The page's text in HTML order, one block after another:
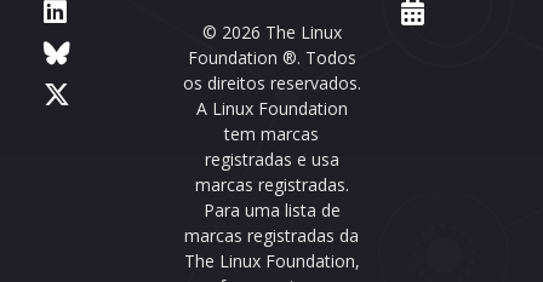
© 2026 The Linux
Foundation ®. Todos
os direitos reservados.
A Linux Foundation
tem marcas
registradas e usa
marcas registradas.
Para uma lista de
marcas registradas da
The Linux Foundation,